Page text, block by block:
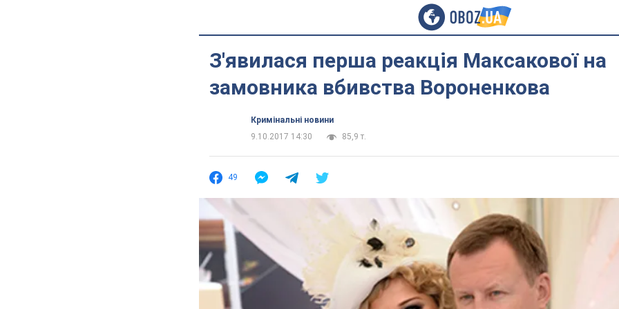
З'явилася перша реакція Максакової на
замовника вбивства Вороненкова
Кримінальні новини
9.10.2017 14:30
85,9 т.
49